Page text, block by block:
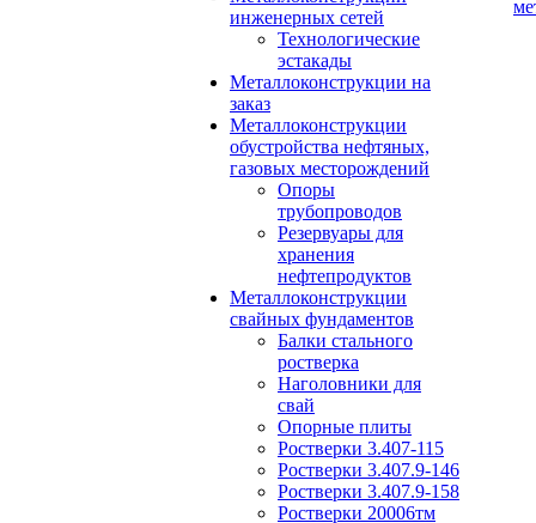
инженерных сетей
Технологические
эстакады
Металлоконструкции на
заказ
Металлоконструкции
обустройства нефтяных,
газовых месторождений
Опоры
трубопроводов
Резервуары для
хранения
нефтепродуктов
Металлоконструкции
свайных фундаментов
Балки стального
ростверка
Наголовники для
свай
Опорные плиты
Ростверки 3.407-115
Ростверки 3.407.9-146
Ростверки 3.407.9-158
Ростверки 20006тм